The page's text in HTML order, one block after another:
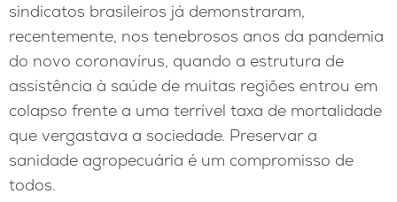
sindicatos brasileiros já demonstraram,
recentemente, nos tenebrosos anos da pandemia
do novo coronavírus, quando a estrutura de
assistência à saúde de muitas regiões entrou em
colapso frente a uma terrível taxa de mortalidade
que vergastava a sociedade. Preservar a
sanidade agropecuária é um compromisso de
todos.